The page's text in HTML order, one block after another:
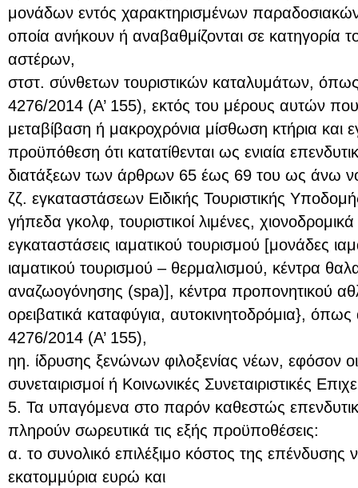
μονάδων εντός χαρακτηρισμένων
οποία ανήκουν ή αναβαθμίζονται σε κατηγορία
αστέρων,
στστ. σύνθετων τουριστικών καταλυμάτων, όπως
4276/2014 (Α’ 155), εκτός του μέρους αυτών
μεταβίβαση ή μακροχρόνια μίσθωση κτήρια και
προϋπόθεση ότι κατατίθενται ως ενιαία
διατάξεων των άρθρων 65 έως 69 του ως άνω
ζζ. εγκαταστάσεων Ειδικής Τουριστικής
γήπεδα γκολφ, τουριστικοί λιμένες,
εγκαταστάσεις ιαματικού τουρισμού [μονάδες
ιαματικού τουρισμού – θερμαλισμού, κέντρα
αναζωογόνησης (spa)], κέντρα προπονητικού
ορειβατικά καταφύγια, αυτοκινητοδρόμια}, όπως
4276/2014 (Α’ 155),
ηη. ίδρυσης ξενώνων φιλοξενίας νέων, εφόσον οι
συνεταιρισμοί ή Κοινωνικές Συνεταιριστικές
5. Τα υπαγόμενα στο παρόν καθεστώς
πληρούν σωρευτικά τις εξής προϋποθέσεις:
α. το συνολικό επιλέξιμο κόστος της επένδυσης
εκατομμύρια ευρώ και